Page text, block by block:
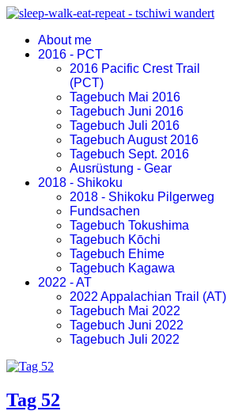
About me
2016 - PCT
2016 Pacific Crest Trail
(PCT)
Tagebuch Mai 2016
Tagebuch Juni 2016
Tagebuch Juli 2016
Tagebuch August 2016
Tagebuch Sept. 2016
Ausrüstung - Gear
2018 - Shikoku
2018 - Shikoku Pilgerweg
Fundsachen
Tagebuch Tokushima
Tagebuch Kōchi
Tagebuch Ehime
Tagebuch Kagawa
2022 - AT
2022 Appalachian Trail (AT)
Tagebuch Mai 2022
Tagebuch Juni 2022
Tagebuch Juli 2022
Tag 52